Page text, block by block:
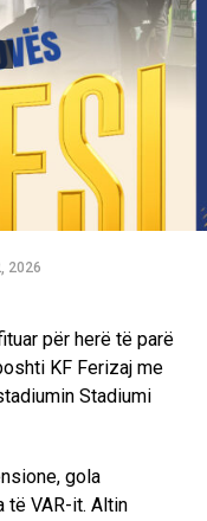
2026
për herë të parë
KF Ferizaj me
Stadiumi
gola
të VAR-it. Altin